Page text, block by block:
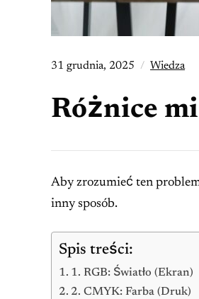
31 grudnia, 2025 Wiedza
Różnice
Aby zrozumieć ten
inny sposób.
Spis treści:
1. RGB: Światło (Ekran)
2. CMYK: Farba (Druk)